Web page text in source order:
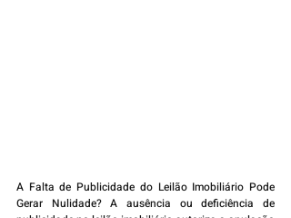
A Falta de Publicidade do Leilão Imobiliário Pode
Gerar Nulidade? A ausência ou deficiência de